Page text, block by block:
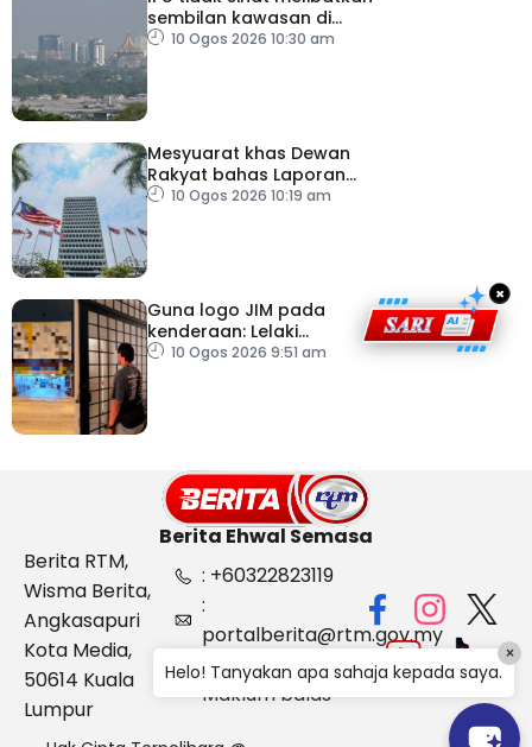
sembilan kawasan di
Sarawak
10 Ogos 2026 10:30 am
Mesyuarat khas Dewan
Rakyat bahas Laporan
RCI Tabung Haji, esok
10 Ogos 2026 10:19 am
Guna logo JIM pada
kenderaan: Lelaki
Pakistan dicekup
10 Ogos 2026 9:51 am
×
Berita Ehwal Semasa
Berita RTM,
Wisma Berita,
Angkasapuri
Kota Media,
50614 Kuala
Lumpur
: +60322823119
:
portalberita@rtm.gov.my
: Aduan &
Maklum balas
Helo! Tanyakan apa sahaja kepada saya.
×